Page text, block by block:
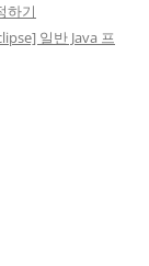
하기
일반 Java 프